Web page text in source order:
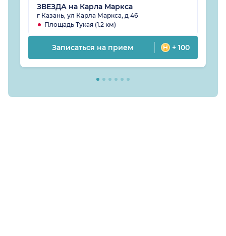
ЗВЕЗДА на Карла Маркса
г Казань, ул Карла Маркса, д 46
Площадь Тукая (1.2 км)
Записаться на прием + 100